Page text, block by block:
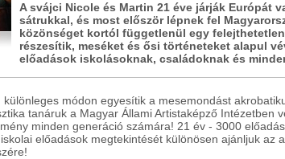
A svájci Nicole és Martin 21 éve járják Európát
sátrukkal, és most először lépnek fel
közönséget kortól függetlenül egy
részesítik, meséket és ősi történeteket alapul
előadások iskolásoknak, családoknak és
módon egyesítik a mesemondást
tanáruk a Magyar Állami Artistaképző Intézetben
minden generáció számára! 21 év - 3000
előadások megtekintését különösen ajánljuk az